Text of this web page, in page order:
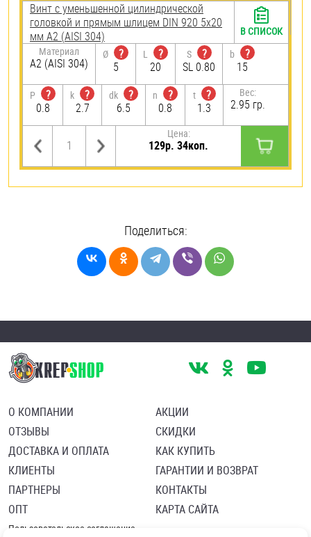
Винт с уменьшенной цилиндрической
головкой и прямым шлицем DIN 920 5х20
мм А2 (AISI 304)
Материал
А2 (AISI 304)
Ø
?
5
L
?
20
S
?
SL 0.80
b
?
15
P
?
0.8
k
?
2.7
dk
?
6.5
n
?
0.8
t
?
1.3
Вес:
2.95 гр.
Цена:
129р. 34коп.
В СПИСОК
Поделиться:
О КОМПАНИИ
ОТЗЫВЫ
ДОСТАВКА И ОПЛАТА
КЛИЕНТЫ
ПАРТНЕРЫ
ОПТ
АКЦИИ
СКИДКИ
КАК КУПИТЬ
ГАРАНТИИ И ВОЗВРАТ
КОНТАКТЫ
КАРТА САЙТА
Пользовательское соглашение